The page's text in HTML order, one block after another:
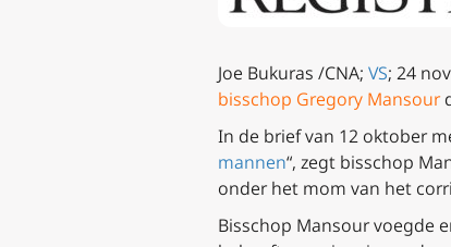
Joe Bukuras /CNA; VS; 24
bisschop Gregory Mansour
In de brief van 12 oktober
mannen“, zegt bisschop
onder het mom van het
Bisschop Mansour voegde